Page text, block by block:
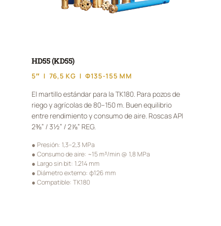
HD55 (KD55)
5″ | 76,5 KG | Φ135-155 MM
El martillo estándar para la TK180. Para pozos de
riego y agrícolas de 80–150 m. Buen equilibrio
entre rendimiento y consumo de aire. Roscas API
2⅜” / 3½” / 2⅞” REG.
● Presión: 1,3–2,3 MPa
● Consumo de aire: ~15 m³/min @ 1,8 MPa
● Largo sin bit: 1.214 mm
● Diámetro externo: φ126 mm
● Compatible: TK180